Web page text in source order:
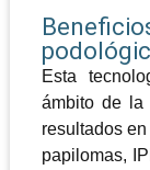
Esta
ámbito de la
resultados
papilomas,